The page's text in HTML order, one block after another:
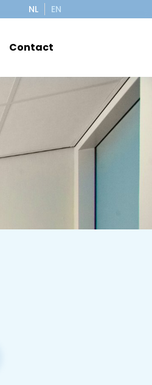
NL EN
Contact